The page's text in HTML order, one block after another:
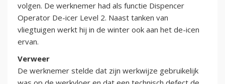
volgen. De werknemer had als functie Dispencer
Operator De-icer Level 2. Naast tanken van
vliegtuigen werkt hij in de winter ook aan het de-icen
ervan.
Verweer
De werknemer stelde dat zijn werkwijze gebruikelijk